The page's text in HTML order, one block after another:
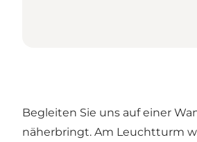
Begleiten Sie uns auf einer
näherbringt. Am Leuchtturm